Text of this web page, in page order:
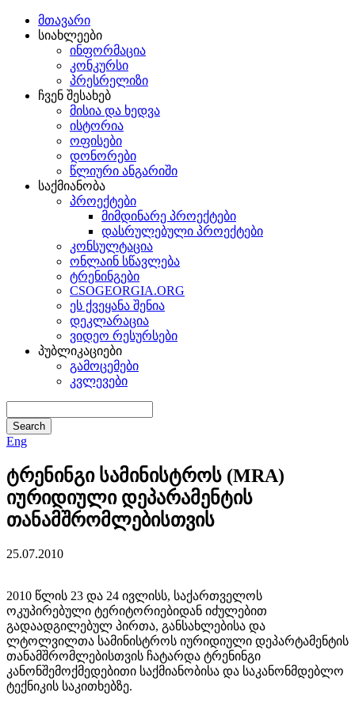
მთავარი
სიახლეები
ინფორმაცია
კონკურსი
პრესრელიზი
ჩვენ შესახებ
მისია და ხედვა
ისტორია
ოფისები
დონორები
წლიური ანგარიში
საქმიანობა
პროექტები
მიმდინარე პროექტები
დასრულებული პროექტები
კონსულტაცია
ონლაინ სწავლება
ტრენინგები
CSOGEORGIA.ORG
ეს ქვეყანა შენია
დეკლარაცია
ვიდეო რესურსები
პუბლიკაციები
გამოცემები
კვლევები
Eng
ტრენინგი სამინისტროს (MRA)
იურიდიული დეპარამენტის
თანამშრომლებისთვის
25.07.2010
2010 წლის 23 და 24 ივლისს, საქართველოს
ოკუპირებული ტერიტორიებიდან იძულებით
გადაადგილებულ პირთა, განსახლებისა და
ლტოლვილთა სამინისტროს იურიდიული დეპარტამენტის
თანამშრომლებისთვის ჩატარდა ტრენინგი
კანონშემოქმედებითი საქმიანობისა და საკანონმდებლო
ტექნიკის საკითხებზე.